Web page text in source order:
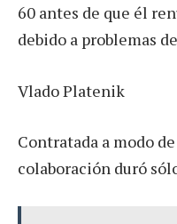
60 antes de que él
debido a problemas
Vlado Platenik
Contratada a modo
colaboración duró